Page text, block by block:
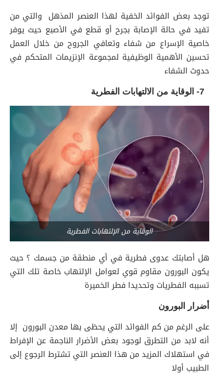
توجد بعض الفوائد الخفية لهذا العنصر المذهل والتي من
تفيد في حالة الإصابة بجرح أو قطع في الأصبع حيث يوفر
خاصية الإسراع من شفاء وتعافي الجروح من خلال العمل
تحسين الأهمية الوظيفية لمجموعة الإنزيمات المتحكم في
حدوث الشفاء
الوقاية من الإلتهابات الفطرية
هل أصابتك عدوى فطرية في أي منطقة من جسمك ؟ حيث
يكون البورون مقاوم قوي لعوامل الإلتهاب خاصة تلك التي
تسببه الفطريات وتحديدا فطر الخميرة
أضرار البورون
على الرغم من كم الفوائد التي يحظى بها معدن البورون إلا
أنه لابد من التطرق لوجود بعض الأضرار الناجمة عن الإفراط
في استهلاك المزيد من هذا العنصر التي تشترط الرجوع إلى
الطبيب أولا